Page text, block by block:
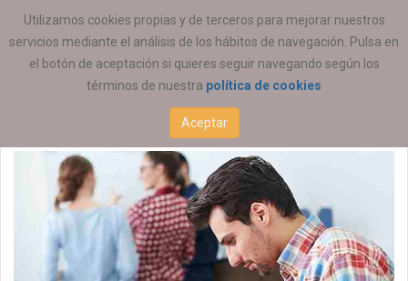
Utilizamos cookies propias y de terceros para mejorar nuestros
servicios mediante el análisis de los hábitos de navegación. Pulsa en
el botón de aceptación si quieres seguir navegando según los
términos de nuestra política de cookies
Aceptar
ESTÁ AQUÍ: EMPLEO OFERTAS DE EMPLEO
Educación Social